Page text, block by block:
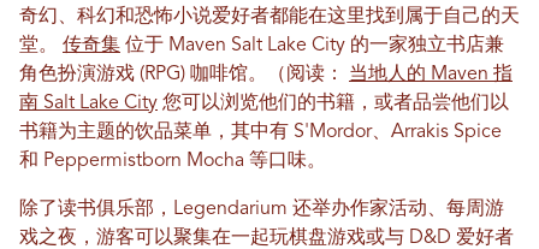
奇幻、科幻和恐怖小说爱好者都能在这里找到属于自己的天
堂。 传奇集 位于 Maven Salt Lake City 的一家独立书店兼
角色扮演游戏 (RPG) 咖啡馆。（阅读： 当地人的 Maven 指
南 Salt Lake City 您可以浏览他们的书籍，或者品尝他们以
书籍为主题的饮品菜单，其中有 S'Mordor、Arrakis Spice
和 Peppermistborn Mocha 等口味。
除了读书俱乐部，Legendarium 还举办作家活动、每周游
戏之夜，游客可以聚集在一起玩棋盘游戏或与 D&D 爱好者